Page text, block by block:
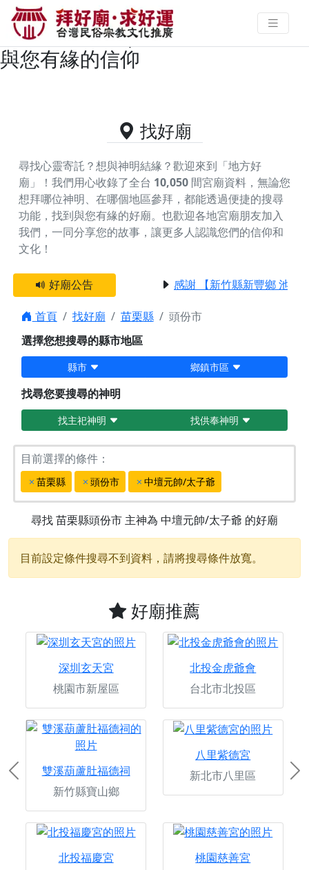
苗栗縣頭份市主神為中壇元帥/太子
爺的好廟資料｜拜好廟求好運 找到
與您有緣的信仰
找好廟
尋找心靈寄託？想與神明結緣？歡迎來到「地方好
廟」！我們用心收錄了全台 10,050 間宮廟資料，無論您
想拜哪位神明、在哪個地區參拜，都能透過便捷的搜尋
功能，找到與您有緣的好廟。 也歡迎各地宮廟朋友加入
我們，一同分享您的故事，讓更多人認識您們的信仰和
文化！
好廟公告 感謝 【新竹縣新豐鄉 池和
首頁 找好廟 苗栗縣
頭份市
選擇您想搜尋的縣市地區
縣市 鄉鎮市區
找尋您要搜尋的神明
找主祀神明 找供奉神明
目前選擇的條件：
苗栗縣 頭份市 中壇元帥/太子爺
尋找苗栗縣頭份市 主神為 中壇元帥/太子爺 的好廟
目前設定條件搜尋不到資料，請將搜尋條件放寬。
好廟推薦
深圳玄天宮
桃園市新屋區
北投金虎爺會
台北市北投區
雙溪葫蘆肚福德祠
新竹縣寶山鄉
八里紫德宮
新北市八里區
北投福慶宮
桃園慈善宮
Previous